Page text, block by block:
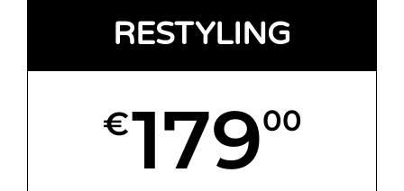
RESTYLING
€17900